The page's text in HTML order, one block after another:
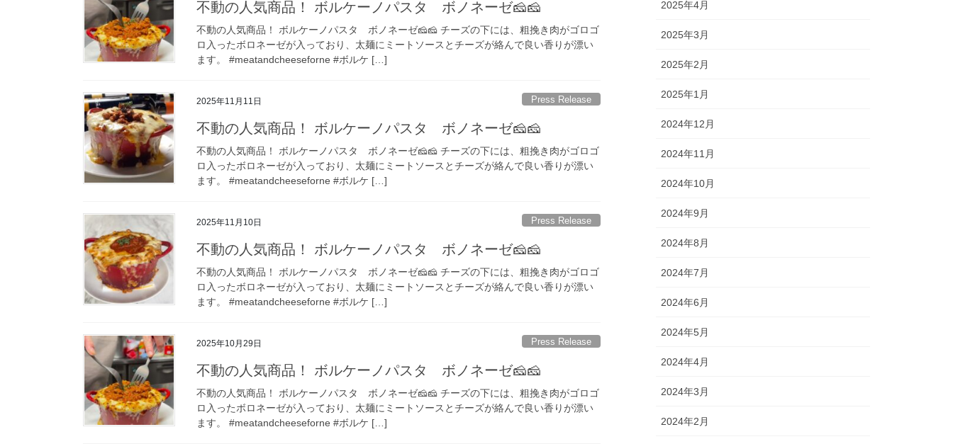
不動の人気商品！ ボルケーノパスタ ボノネーゼ🧀🧀
不動の人気商品！ ボルケーノパスタ ボノネーゼ🧀🧀 チーズの下には、粗挽き肉がゴロゴ
ロ入ったボロネーゼが入っており、太麺にミートソースとチーズが絡んで良い香りが漂い
ます。 #meatandcheeseforne #ボルケ […]
2025年11月11日 Press Release
不動の人気商品！ ボルケーノパスタ ボノネーゼ🧀🧀
不動の人気商品！ ボルケーノパスタ ボノネーゼ🧀🧀 チーズの下には、粗挽き肉がゴロゴ
ロ入ったボロネーゼが入っており、太麺にミートソースとチーズが絡んで良い香りが漂い
ます。 #meatandcheeseforne #ボルケ […]
2025年11月10日 Press Release
不動の人気商品！ ボルケーノパスタ ボノネーゼ🧀🧀
不動の人気商品！ ボルケーノパスタ ボノネーゼ🧀🧀 チーズの下には、粗挽き肉がゴロゴ
ロ入ったボロネーゼが入っており、太麺にミートソースとチーズが絡んで良い香りが漂い
ます。 #meatandcheeseforne #ボルケ […]
2025年10月29日 Press Release
不動の人気商品！ ボルケーノパスタ ボノネーゼ🧀🧀
不動の人気商品！ ボルケーノパスタ ボノネーゼ🧀🧀 チーズの下には、粗挽き肉がゴロゴ
ロ入ったボロネーゼが入っており、太麺にミートソースとチーズが絡んで良い香りが漂い
ます。 #meatandcheeseforne #ボルケ […]
2025年4月
2025年3月
2025年2月
2025年1月
2024年12月
2024年11月
2024年10月
2024年9月
2024年8月
2024年7月
2024年6月
2024年5月
2024年4月
2024年3月
2024年2月